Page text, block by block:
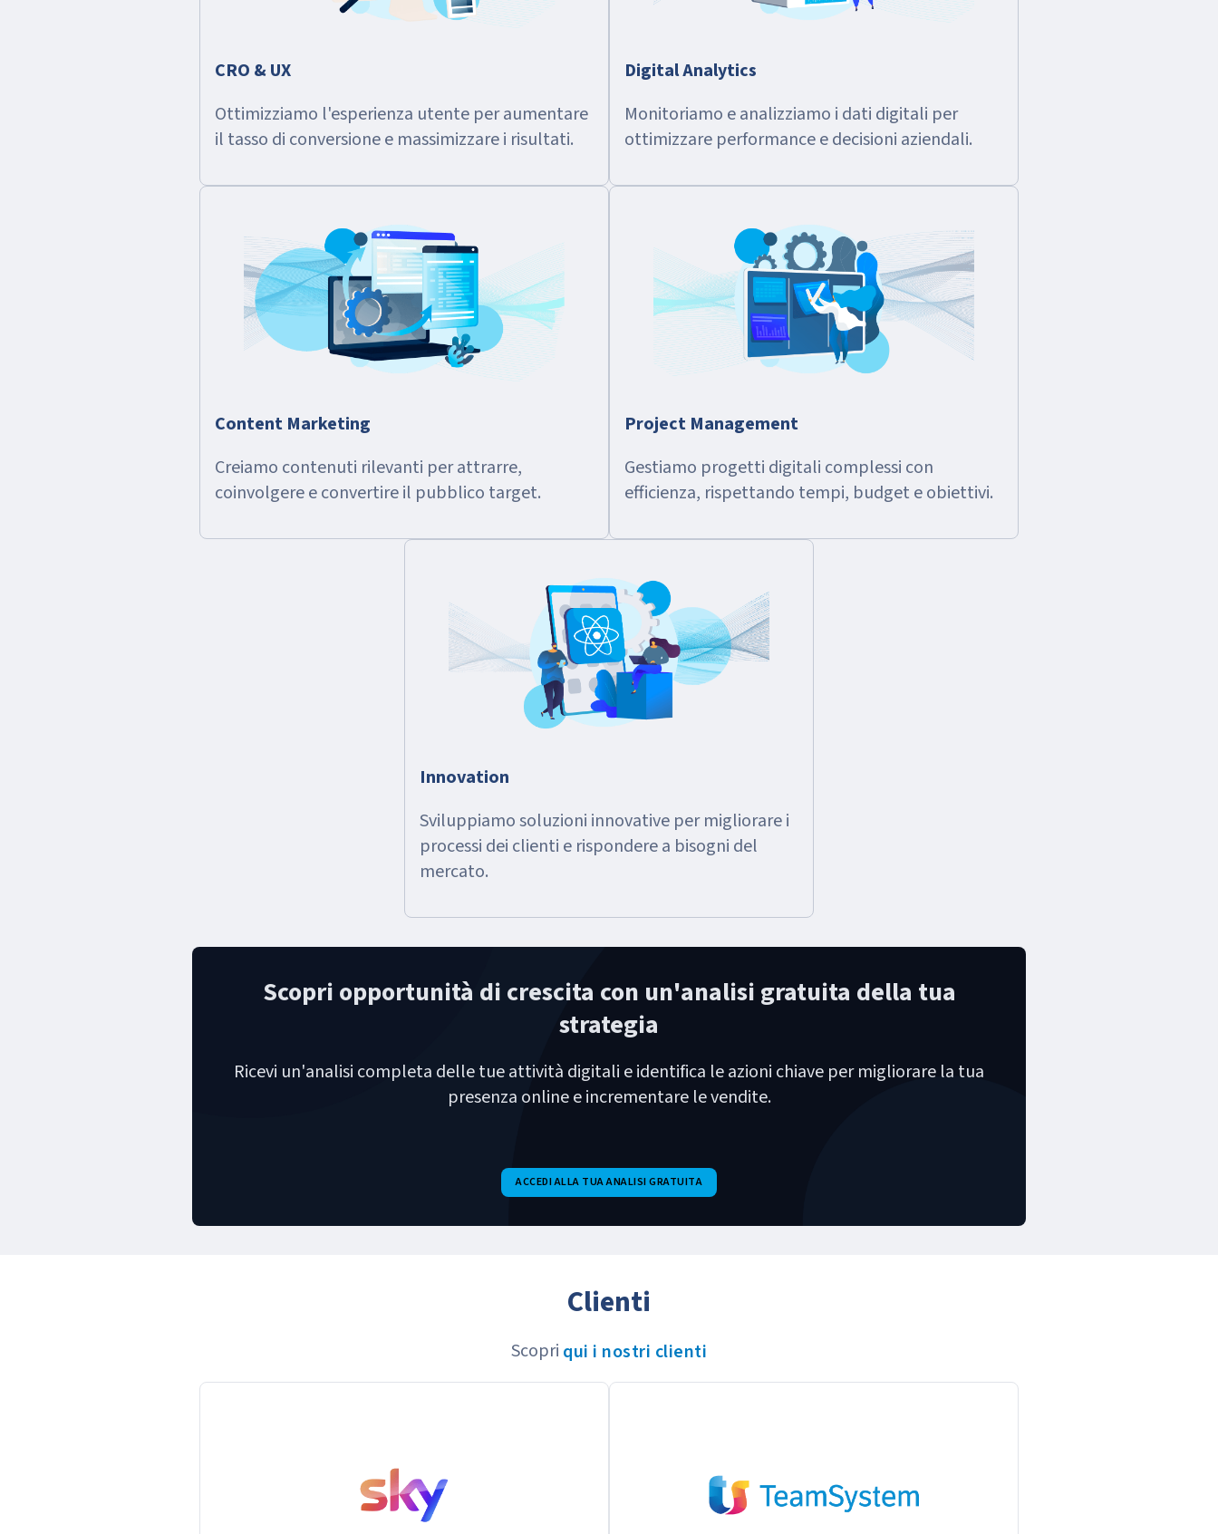
CRO & UX
Ottimizziamo l'esperienza utente per aumentare
il tasso di conversione e massimizzare i risultati.
Digital Analytics
Monitoriamo e analizziamo i dati digitali per
ottimizzare performance e decisioni aziendali.
Content Marketing
Creiamo contenuti rilevanti per attrarre,
coinvolgere e convertire il pubblico target.
Project Management
Gestiamo progetti digitali complessi con
efficienza, rispettando tempi, budget e obiettivi.
Innovation
Sviluppiamo soluzioni innovative per migliorare i
processi dei clienti e rispondere a bisogni del
mercato.
Scopri opportunità di crescita con un'analisi gratuita della tua
strategia
Ricevi un'analisi completa delle tue attività digitali e identifica le azioni chiave per migliorare la tua
presenza online e incrementare le vendite.
ACCEDI ALLA TUA ANALISI GRATUITA
Clienti
Scopri qui i nostri clienti